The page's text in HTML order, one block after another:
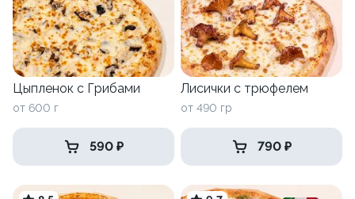
Цыпленок с Грибами
от 600 г
590 ₽
Лисички с трюфелем
от 490 гр
790 ₽